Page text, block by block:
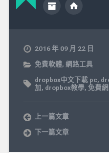
2016 年 09 月 22 日
免費軟體, 網路工具
dropbox中文下載 pc,
加, dropbox教學, 免費
上一篇文章
下一篇文章